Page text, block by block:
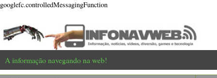
googlefc.controlledMessagingFunction
A informação navegando na web!